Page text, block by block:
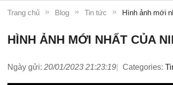
Trang chủ Blog Tin tức Hình ảnh mới
HÌNH ẢNH MỚI NHẤT CỦA
Ngày gửi: 20/01/2023 21:23:19 Categories: